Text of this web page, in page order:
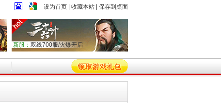
设为首页 收藏本站 保存到桌面
新服： 双线700服/火爆开启